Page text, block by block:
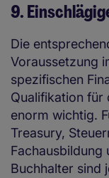
9.
Die
Voraussetzung
spezifischen
Qualifikation für
enorm wichtig.
Treasury,
Fachausbildung
Buchhalter sind